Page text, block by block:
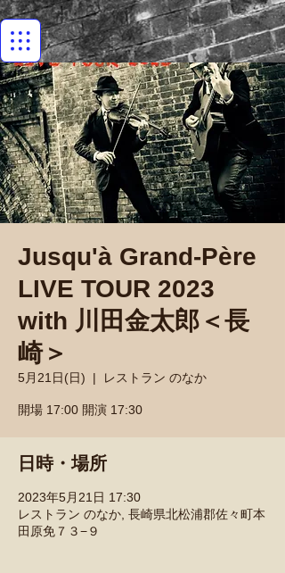
Jusqu'à Grand-Père
LIVE TOUR 2023
with 川田金太郎＜長
崎＞
5月21日(日)
  |
レストラン のなか
開場 17:00 開演 17:30
日時・場所
2023年5月21日 17:30
レストラン のなか, 長崎県北松浦郡佐々町本
田原免７３−９